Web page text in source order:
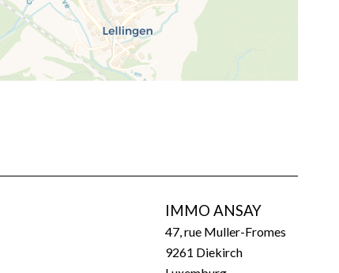
IMMO ANSAY
47, rue Muller-Fromes
9261 Diekirch